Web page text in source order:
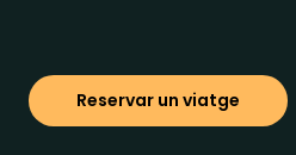
Reservar un viatge